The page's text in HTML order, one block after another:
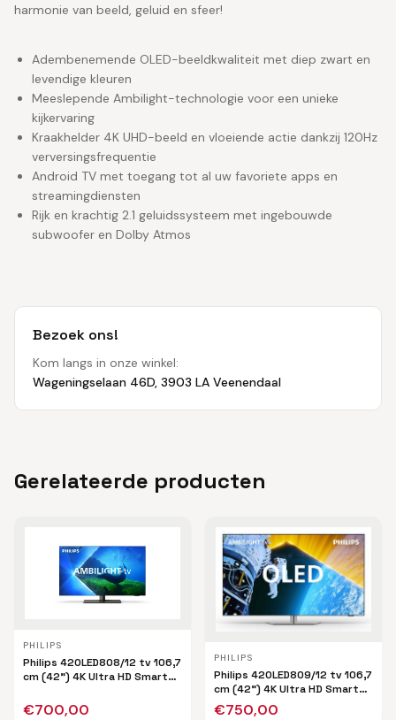
harmonie van beeld, geluid en sfeer!
Adembenemende OLED-beeldkwaliteit met diep zwart en
levendige kleuren
Meeslepende Ambilight-technologie voor een unieke
kijkervaring
Kraakhelder 4K UHD-beeld en vloeiende actie dankzij 120Hz
verversingsfrequentie
Android TV met toegang tot al uw favoriete apps en
streamingdiensten
Rijk en krachtig 2.1 geluidssysteem met ingebouwde
subwoofer en Dolby Atmos
Bezoek ons!
Kom langs in onze winkel:
Wageningselaan 46D, 3903 LA Veenendaal
Gerelateerde producten
PHILIPS
Philips 42OLED808/12 tv 106,7
cm (42") 4K Ultra HD Smart
€700,00
PHILIPS
Philips 42OLED809/12 tv 106,7
cm (42") 4K Ultra HD Smart
TV Wifi Zwart
€750,00